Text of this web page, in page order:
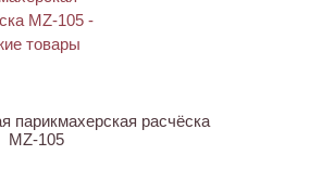
парикмахерская расчёска
MZ-105